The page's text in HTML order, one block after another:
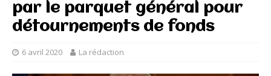
par le parquet général pour
détournements de fonds
6 avril 2020 La rédaction